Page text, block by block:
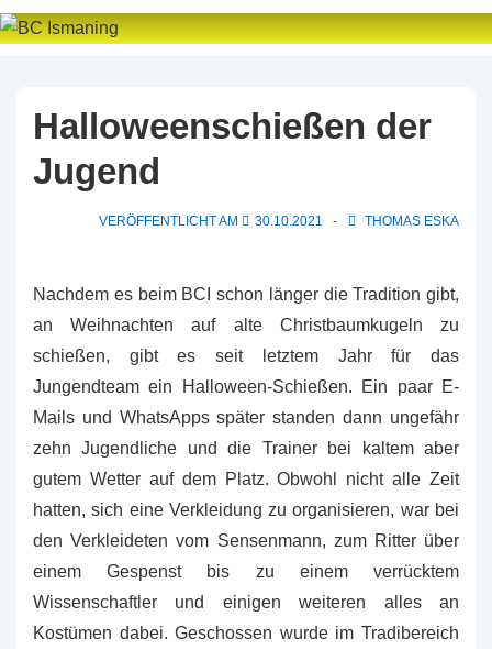
↓
Zum
Halloweenschießen der
Jugend
VERÖFFENTLICHT AM 30.10.2021 THOMAS ESKA
Nachdem es beim BCI schon länger die Tradition gibt,
an Weihnachten auf alte Christbaumkugeln zu
schießen, gibt es seit letztem Jahr für das
Jungendteam ein Halloween-Schießen. Ein paar E-
Mails und WhatsApps später standen dann ungefähr
zehn Jugendliche und die Trainer bei kaltem aber
gutem Wetter auf dem Platz. Obwohl nicht alle Zeit
hatten, sich eine Verkleidung zu organisieren, war bei
den Verkleideten vom Sensenmann, zum Ritter über
einem Gespenst bis zu einem verrücktem
Wissenschaftler und einigen weiteren alles an
Kostümen dabei. Geschossen wurde im Tradibereich